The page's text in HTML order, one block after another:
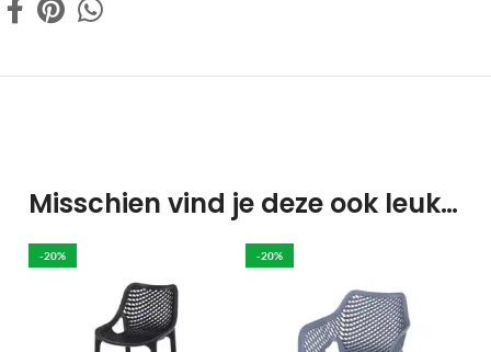
Misschien vind je deze ook leuk…
-20% -20%